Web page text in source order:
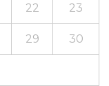
22 23
29 30